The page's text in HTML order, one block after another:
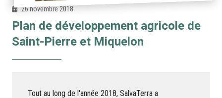
26 novembre 2018
Plan de développement agricole de
Saint-Pierre et Miquelon
Tout au long de l'année 2018, SalvaTerra a